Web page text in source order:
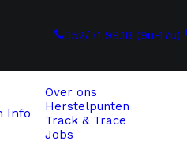
052/71.99.18 (9u-17u)
Info
Over ons
Herstelpunten
Track & Trace
Jobs